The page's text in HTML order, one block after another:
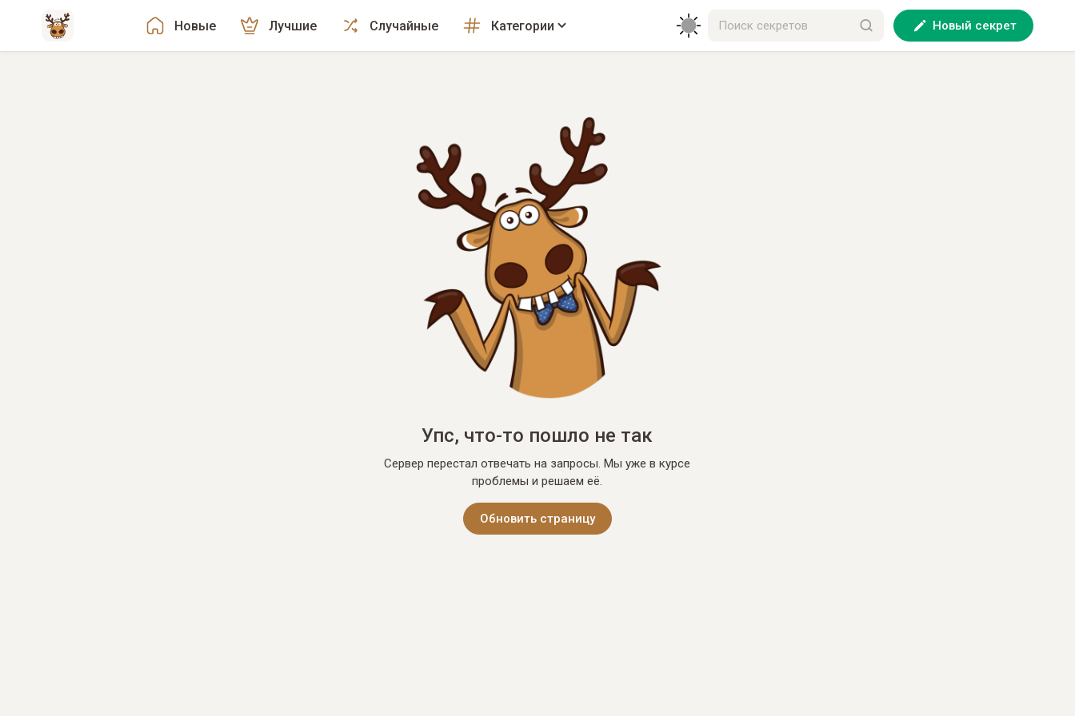
Новые Лучшие Случайные Категории Новый секрет
Упс, что-то пошло не так
Сервер перестал отвечать на запросы. Мы уже в курсе
проблемы и решаем её.
Обновить страницу